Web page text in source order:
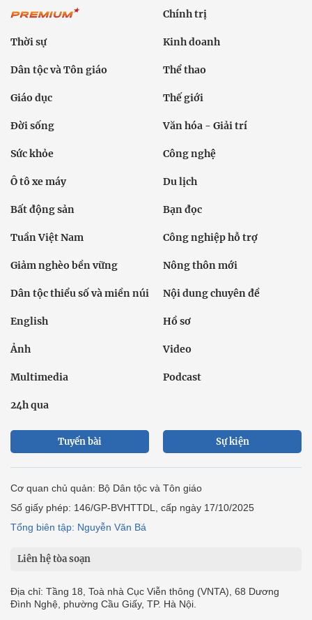
Chính trị
Thời sự Kinh doanh
Dân tộc và Tôn giáo Thể thao
Giáo dục Thế giới
Đời sống Văn hóa - Giải trí
Sức khỏe Công nghệ
Ô tô xe máy Du lịch
Bất động sản Bạn đọc
Tuần Việt Nam Công nghiệp hỗ trợ
Giảm nghèo bền vững Nông thôn mới
Dân tộc thiểu số và miền núi Nội dung chuyên đề
English Hồ sơ
Ảnh Video
Multimedia Podcast
24h qua
Tuyến bài Sự kiện
Cơ quan chủ quản: Bộ Dân tộc và Tôn giáo
Số giấy phép: 146/GP-BVHTTDL, cấp ngày 17/10/2025
Tổng biên tập: Nguyễn Văn Bá
Liên hệ tòa soạn
Địa chỉ: Tầng 18, Toà nhà Cục Viễn thông (VNTA), 68 Dương
Đình Nghệ, phường Cầu Giấy, TP. Hà Nội.